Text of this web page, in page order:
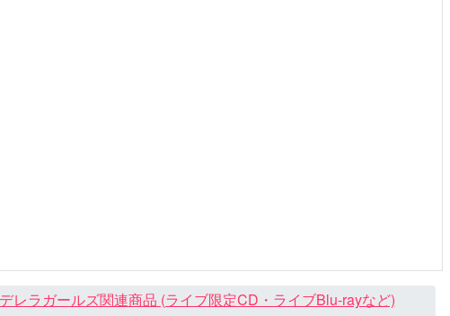
レラガールズ関連商品 (ライブ限定CD・ライブBlu-rayなど)